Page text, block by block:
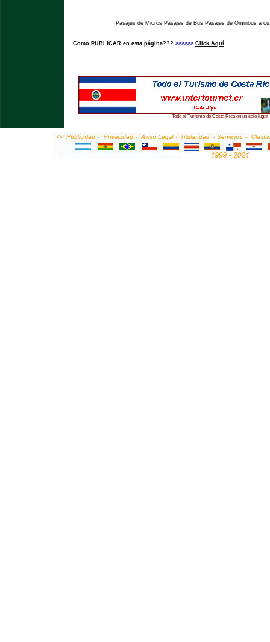
Pasajes de Micros Pasajes de Bus Pasajes de Omnibus a
Como PUBLICAR en esta página??? >>>>>> Click Aquí
Todo el Turismo de Costa Rica en un solo lugar